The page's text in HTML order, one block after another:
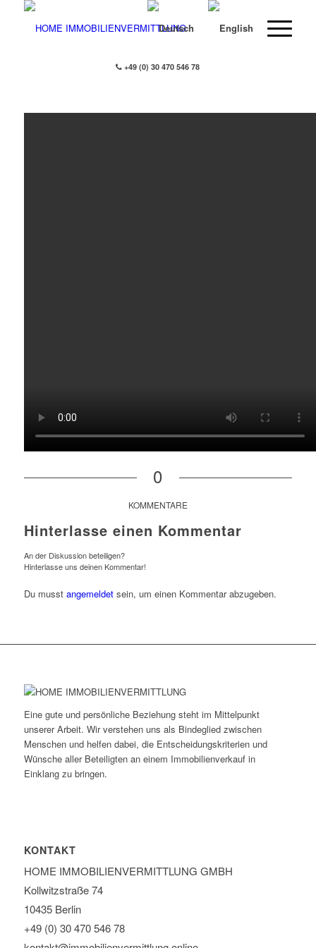
+49 (0) 30 470 546 78
0
KOMMENTARE
Hinterlasse einen Kommentar
An der Diskussion beteiligen?
Hinterlasse uns deinen Kommentar!
Du musst angemeldetsein, um einen Kommentar abzugeben.
Eine gute und persönliche Beziehung steht im Mittelpunkt
unserer Arbeit. Wir verstehen uns als Bindeglied zwischen
Menschen und helfen dabei, die Entscheidungskriterien und
Wünsche aller Beteiligten an einem Immobilienverkauf in
Einklang zu bringen.
KONTAKT
HOME IMMOBILIEN­VERMITTLUNG GMBH
Kollwitzstraße 74
10435 Berlin
+49 (0) 30 470 546 78